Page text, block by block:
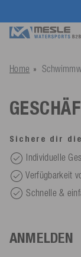
Home
Sichere dir
Individuelle
Verfügbarkeit
Schnelle &
ANMELDEN